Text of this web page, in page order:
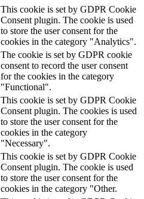
This cookie is set by GDPR Cookie
Consent plugin. The cookie is used
to store the user consent for the
cookies in the category "Analytics".
The cookie is set by GDPR cookie
consent to record the user consent
for the cookies in the category
"Functional".
This cookie is set by GDPR Cookie
Consent plugin. The cookies is used
to store the user consent for the
cookies in the category
"Necessary".
This cookie is set by GDPR Cookie
Consent plugin. The cookie is used
to store the user consent for the
cookies in the category "Other.